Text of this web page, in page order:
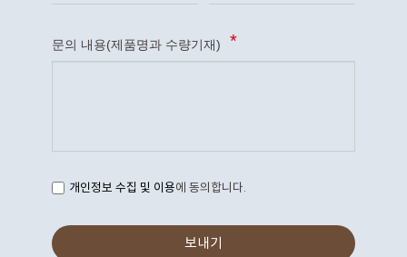
문의 내용(제품명과 수량기재)
개인정보 수집 및 이용에 동의합니다.
보내기